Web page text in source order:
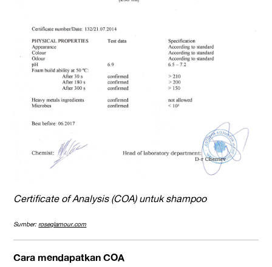
Certificate of Analysis (COA) untuk shampoo
Sumber: roseglamour.com
Cara mendapatkan COA